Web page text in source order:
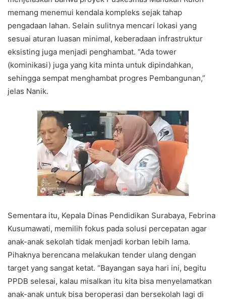
memang menemui kendala kompleks sejak tahap
pengadaan lahan. Selain sulitnya mencari lokasi yang
sesuai aturan luasan minimal, keberadaan infrastruktur
eksisting juga menjadi penghambat. “Ada tower
(kominikasi) juga yang kita minta untuk dipindahkan,
sehingga sempat menghambat progres Pembangunan,”
jelas Nanik.
Sementara itu, Kepala Dinas Pendidikan Surabaya, Febrina
Kusumawati, memilih fokus pada solusi percepatan agar
anak-anak sekolah tidak menjadi korban lebih lama.
Pihaknya berencana melakukan tender ulang dengan
target yang sangat ketat. “Bayangan saya hari ini, begitu
PPDB selesai, kalau misalkan itu kita bisa menyelamatkan
anak-anak untuk bisa beroperasi dan bersekolah lagi di